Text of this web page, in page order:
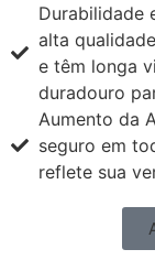
Durabilidade
alta
e têm longa
duradouro
Aumento da
seguro em
reflete sua